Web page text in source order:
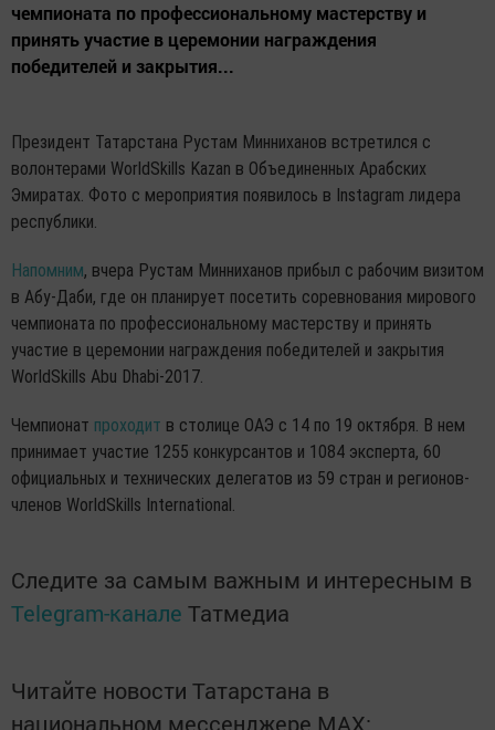
чемпионата по профессиональному мастерству и
принять участие в церемонии награждения
победителей и закрытия...
Президент Татарстана Рустам Минниханов встретился с
волонтерами WorldSkills Kazan в Объединенных Арабских
Эмиратах. Фото с мероприятия появилось в Instagram лидера
республики.
Напомним, вчера Рустам Минниханов прибыл с рабочим визитом
в Абу-Даби, где он планирует посетить соревнования мирового
чемпионата по профессиональному мастерству и принять
участие в церемонии награждения победителей и закрытия
WorldSkills Abu Dhabi-2017.
Чемпионат проходит в столице ОАЭ с 14 по 19 октября. В нем
принимает участие 1255 конкурсантов и 1084 эксперта, 60
официальных и технических делегатов из 59 стран и регионов-
членов WorldSkills International.
Следите за самым важным и интересным в
Telegram-канале Татмедиа
Читайте новости Татарстана в
национальном мессенджере MАХ: